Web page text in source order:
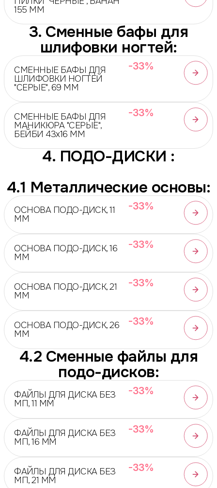
155 ММ
3. Сменные бафы для
шлифовки ногтей:
СМЕННЫЕ БАФЫ ДЛЯ
ШЛИФОВКИ НОГТЕЙ
"СЕРЫЕ", 69 ММ
-33%
СМЕННЫЕ БАФЫ ДЛЯ
МАНИКЮРА "СЕРЫЕ",
БЕЙБИ 43х16 ММ
-33%
4. ПОДО-ДИСКИ :
4.1 Металлические основы:
ОСНОВА ПОДО-ДИСК, 11
ММ
-33%
ОСНОВА ПОДО-ДИСК, 16
ММ
-33%
ОСНОВА ПОДО-ДИСК, 21
ММ
-33%
ОСНОВА ПОДО-ДИСК, 26
ММ
-33%
4.2 Сменные файлы для
подо-дисков:
ФАЙЛЫ ДЛЯ ДИСКА БЕЗ
МП, 11 ММ
-33%
ФАЙЛЫ ДЛЯ ДИСКА БЕЗ
МП, 16 ММ
-33%
ФАЙЛЫ ДЛЯ ДИСКА БЕЗ
МП, 21 ММ
-33%